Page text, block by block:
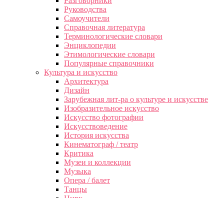
Руководства
Самоучители
Справочная литература
Терминологические словари
Энциклопедии
Этимологические словари
Популярные справочники
Культура и искусство
Архитектура
Дизайн
Зарубежная лит-ра о культуре и искусстве
Изобразительное искусство
Искусство фотографии
Искусствоведение
История искусства
Кинематограф / театр
Критика
Музеи и коллекции
Музыка
Опера / балет
Танцы